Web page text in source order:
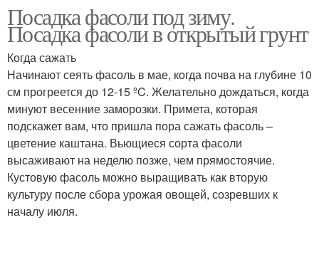
Овощи для посадки
Посадка фасоли под зиму.
Посадка фасоли в открытый грунт
Когда сажать
Начинают сеять фасоль в мае, когда почва на глубине 10
см прогреется до 12-15 ºC. Желательно дождаться, когда
минуют весенние заморозки. Примета, которая
подскажет вам, что пришла пора сажать фасоль –
цветение каштана. Вьющиеся сорта фасоли
высаживают на неделю позже, чем прямостоячие.
Кустовую фасоль можно выращивать как вторую
культуру после сбора урожая овощей, созревших к
началу июля.